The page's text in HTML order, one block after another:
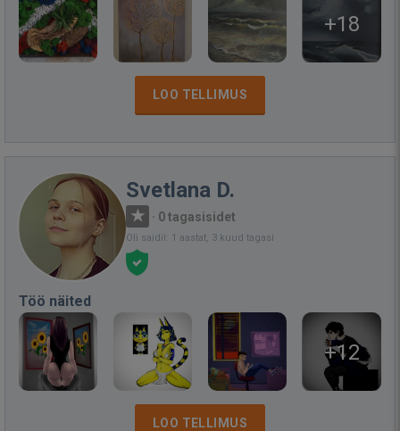
+18
LOO TELLIMUS
Svetlana D.
· 0 tagasisidet
Oli saidil: 1 aastat, 3 kuud tagasi
Töö näited
+12
LOO TELLIMUS